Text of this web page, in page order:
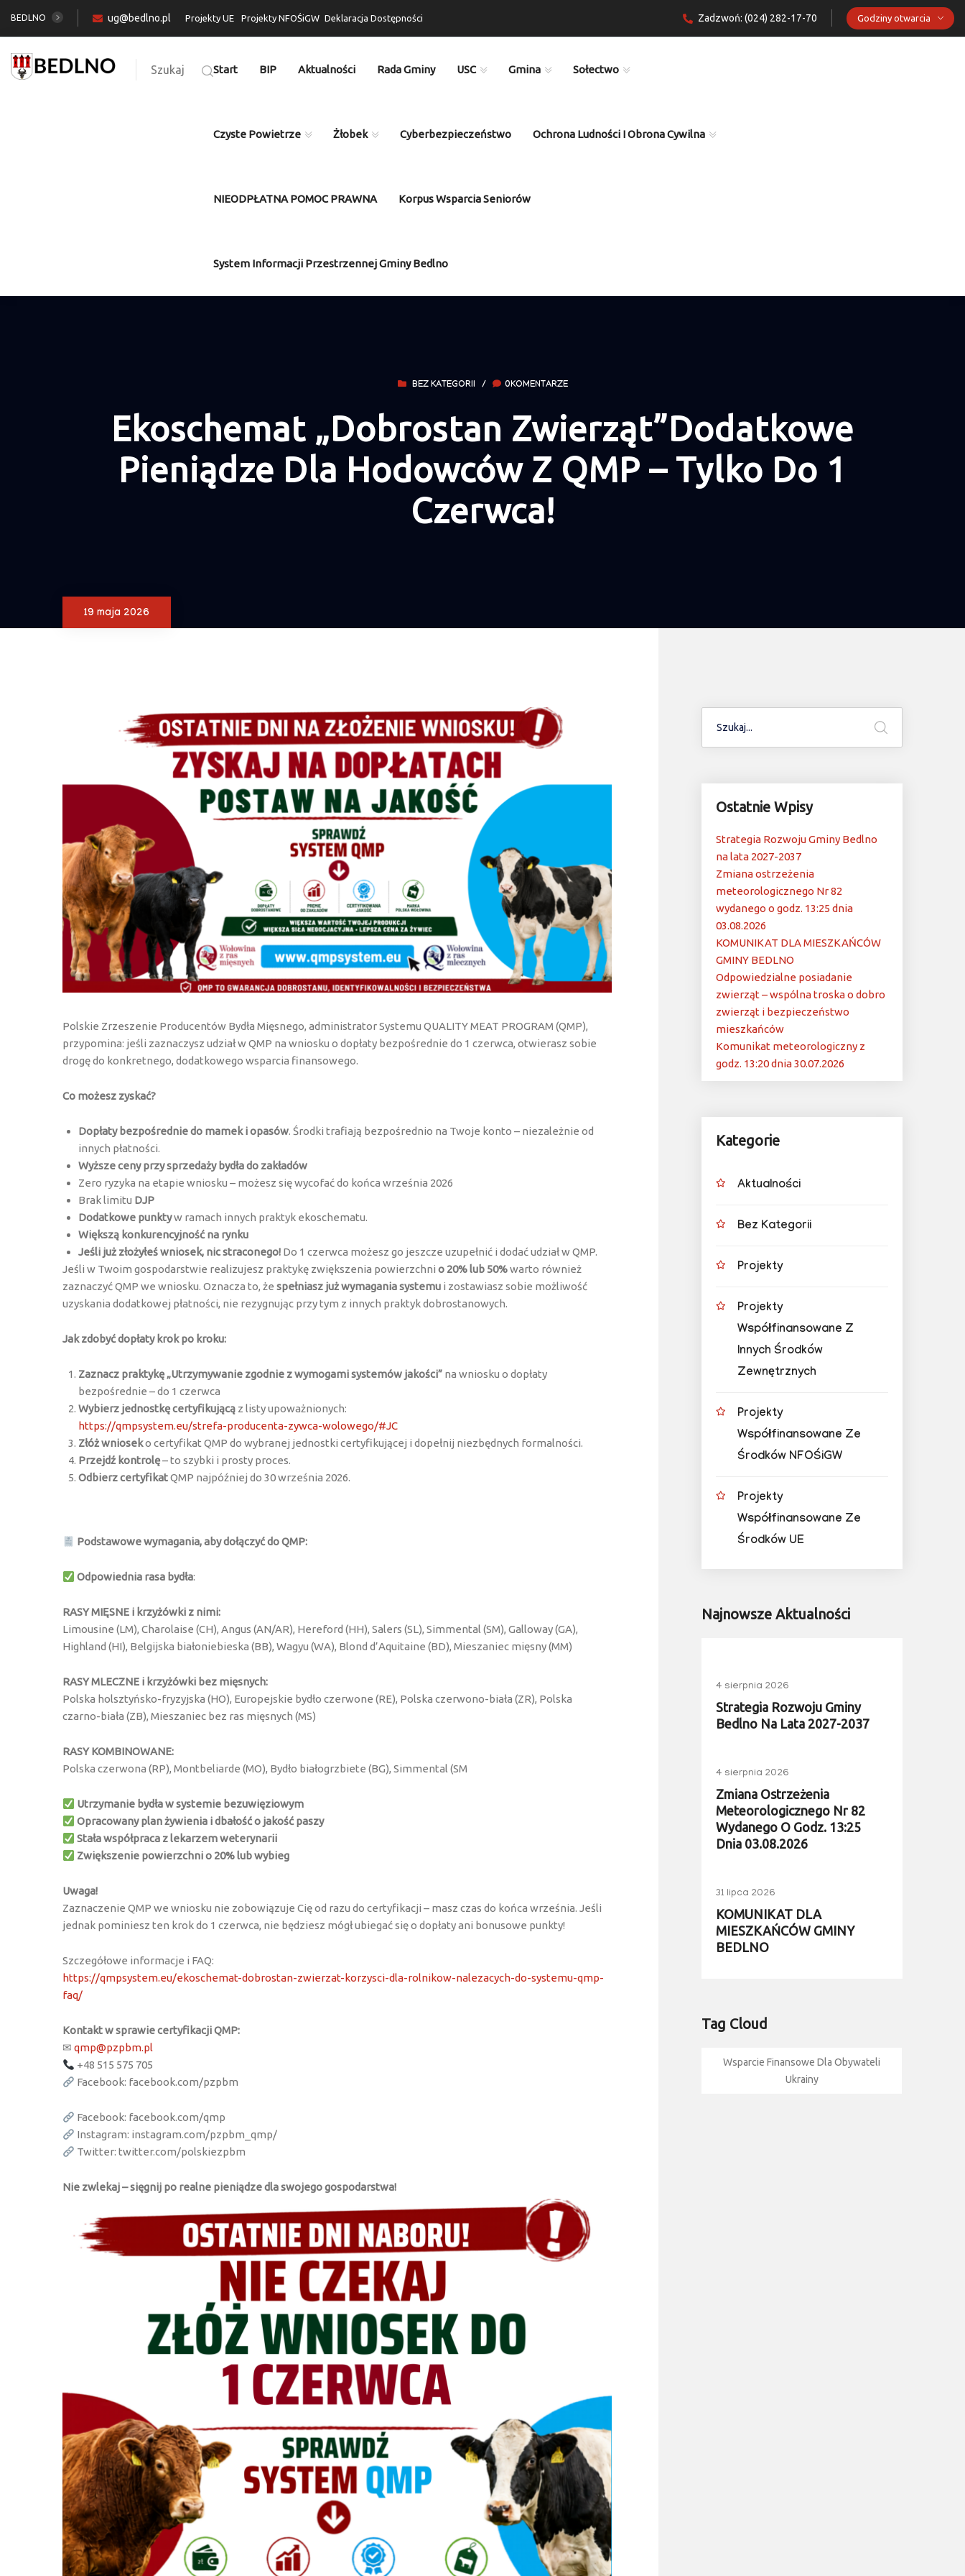
BEDLNO ug@bedlno.pl Projekty UE Projekty NFOŚiGW Deklaracja Dostępności Zadzwoń: (024) 282-17-70 Godziny otwarcia
Szukaj Start BIP Aktualności Rada Gminy USC Gmina Sołectwo
Czyste Powietrze Żłobek Cyberbezpieczeństwo Ochrona Ludności I Obrona Cywilna
NIEODPŁATNA POMOC PRAWNA Korpus Wsparcia Seniorów
System Informacji Przestrzennej Gminy Bedlno
BEZ KATEGORII / 0KOMENTARZE
Ekoschemat „Dobrostan Zwierząt”Dodatkowe
Pieniądze Dla Hodowców Z QMP – Tylko Do 1
Czerwca!
19 maja 2026
Polskie Zrzeszenie Producentów Bydła Mięsnego, administrator Systemu QUALITY MEAT PROGRAM (QMP),
przypomina: jeśli zaznaczysz udział w QMP na wniosku o dopłaty bezpośrednie do 1 czerwca, otwierasz sobie
drogę do konkretnego, dodatkowego wsparcia finansowego.
Co możesz zyskać?
Dopłaty bezpośrednie do mamek i opasów. Środki trafiają bezpośrednio na Twoje konto – niezależnie od
innych płatności.
Wyższe ceny przy sprzedaży bydła do zakładów
Zero ryzyka na etapie wniosku – możesz się wycofać do końca września 2026
Brak limitu DJP
Dodatkowe punktyw ramach innych praktyk ekoschematu.
Większą konkurencyjność na rynku
Jeśli już złożyłeś wniosek, nic straconego! Do 1 czerwca możesz go jeszcze uzupełnić i dodać udział w QMP.
Jeśli w Twoim gospodarstwie realizujesz praktykę zwiększenia powierzchni o 20% lub 50%warto również
zaznaczyć QMP we wniosku. Oznacza to, że spełniasz już wymagania systemu i zostawiasz sobie możliwość
uzyskania dodatkowej płatności, nie rezygnując przy tym z innych praktyk dobrostanowych.
Jak zdobyć dopłaty krok po kroku:
Zaznacz praktykę „Utrzymywanie zgodnie z wymogami systemów jakości” na wniosku o dopłaty
bezpośrednie – do 1 czerwca
Wybierz jednostkę certyfikującą z listy upoważnionych:
https://qmpsystem.eu/strefa-producenta-zywca-wolowego/#JC
Złóż wnioseko certyfikat QMP do wybranej jednostki certyfikującej i dopełnij niezbędnych formalności.
Przejdź kontrolę– to szybki i prosty proces.
Odbierz certyfikatQMP najpóźniej do 30 września 2026.
Podstawowe wymagania, aby dołączyć do QMP:
Odpowiednia rasa bydła:
RASY MIĘSNE i krzyżówki z nimi:
Limousine (LM), Charolaise (CH), Angus (AN/AR), Hereford (HH), Salers (SL), Simmental (SM), Galloway (GA),
Highland (HI), Belgijska białoniebieska (BB), Wagyu (WA), Blond d’Aquitaine (BD), Mieszaniec mięsny (MM)
RASY MLECZNE i krzyżówki bez mięsnych:
Polska holsztyńsko-fryzyjska (HO), Europejskie bydło czerwone (RE), Polska czerwono-biała (ZR), Polska
czarno-biała (ZB), Mieszaniec bez ras mięsnych (MS)
RASY KOMBINOWANE:
Polska czerwona (RP), Montbeliarde (MO), Bydło białogrzbiete (BG), Simmental (SM
Utrzymanie bydła w systemie bezuwięziowym
Opracowany plan żywienia i dbałość o jakość paszy
Stała współpraca z lekarzem weterynarii
Zwiększenie powierzchni o 20% lub wybieg
Uwaga!
Zaznaczenie QMP we wniosku nie zobowiązuje Cię od razu do certyfikacji – masz czas do końca września. Jeśli
jednak pominiesz ten krok do 1 czerwca, nie będziesz mógł ubiegać się o dopłaty ani bonusowe punkty!
Szczegółowe informacje i FAQ:
https://qmpsystem.eu/ekoschemat-dobrostan-zwierzat-korzysci-dla-rolnikow-nalezacych-do-systemu-qmp-
faq/
Kontakt w sprawie certyfikacji QMP:
✉ qmp@pzpbm.pl
+48 515 575 705
Facebook: facebook.com/pzpbm
Facebook: facebook.com/qmp
Instagram: instagram.com/pzpbm_qmp/
Twitter: twitter.com/polskiezpbm
Nie zwlekaj – sięgnij po realne pieniądze dla swojego gospodarstwa!
Ostatnie Wpisy
Strategia Rozwoju Gminy Bedlno
na lata 2027-2037
Zmiana ostrzeżenia
meteorologicznego Nr 82
wydanego o godz. 13:25 dnia
03.08.2026
KOMUNIKAT DLA MIESZKAŃCÓW
GMINY BEDLNO
Odpowiedzialne posiadanie
zwierząt – wspólna troska o dobro
zwierząt i bezpieczeństwo
mieszkańców
Komunikat meteorologiczny z
godz. 13:20 dnia 30.07.2026
Kategorie
Aktualności
Bez Kategorii
Projekty
Projekty
Współfinansowane Z
Innych Środków
Zewnętrznych
Projekty
Współfinansowane Ze
Środków NFOŚiGW
Projekty
Współfinansowane Ze
Środków UE
Najnowsze Aktualności
4 sierpnia 2026
Strategia Rozwoju Gminy
Bedlno Na Lata 2027-2037
4 sierpnia 2026
Zmiana Ostrzeżenia
Meteorologicznego Nr 82
Wydanego O Godz. 13:25
Dnia 03.08.2026
31 lipca 2026
KOMUNIKAT DLA
MIESZKAŃCÓW GMINY
BEDLNO
Tag Cloud
Wsparcie Finansowe Dla Obywateli
Ukrainy